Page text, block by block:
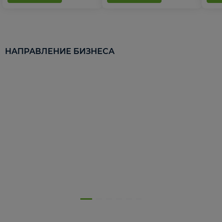
НАПРАВЛЕНИЕ БИЗНЕСА